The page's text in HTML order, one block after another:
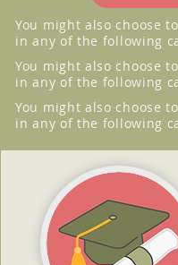
You might also choose
in any of the following
You might also choose
in any of the following
You might also choose
in any of the following